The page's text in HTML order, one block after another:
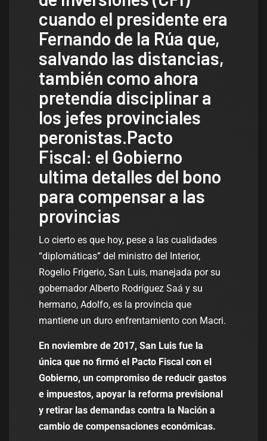
cuando el presidente era
Fernando de la Rúa que,
salvando las distancias,
también como ahora
pretendía disciplinar a
los jefes provinciales
peronistas.Pacto
Fiscal: el Gobierno
ultima detalles del bono
para compensar a las
provincias
Lo cierto es que hoy, pese a las cualidades
“diplomáticas” del ministro del Interior,
Rogelio Frigerio, San Luis, manejada por su
gobernador Alberto Rodríguez Saá y su
hermano, Adolfo, es la provincia que
mantiene un duro enfrentamiento con Macri.
En noviembre de 2017, San Luis fue la
única que no firmó el Pacto Fiscal con el
Gobierno, un compromiso de reducir gastos
e impuestos, apoyar la reforma previsional
y retirar las demandas contra la Nación a
cambio de compensaciones económicas.